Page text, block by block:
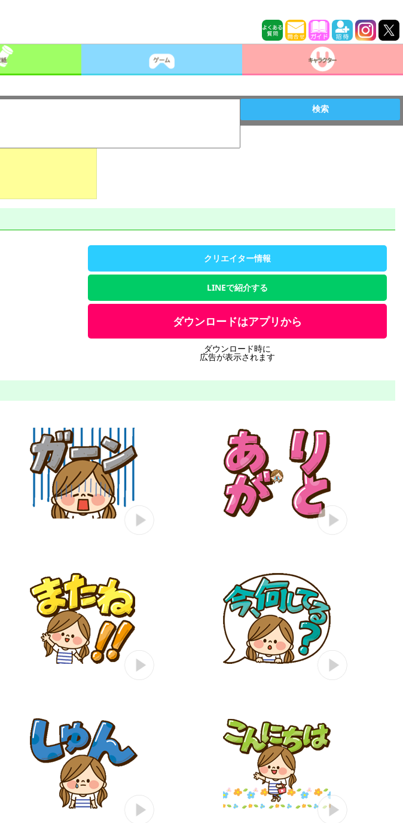
検索
クリエイター情報
LINEで紹介する
ダウンロードはアプリから
ダウンロード時に
広告が表示されます